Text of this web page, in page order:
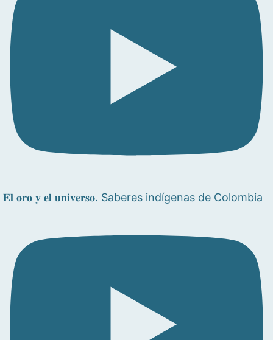
𝐄𝐥 𝐨𝐫𝐨 𝐲 𝐞𝐥 𝐮𝐧𝐢𝐯𝐞𝐫𝐬𝐨. Saberes indígenas de Colombia